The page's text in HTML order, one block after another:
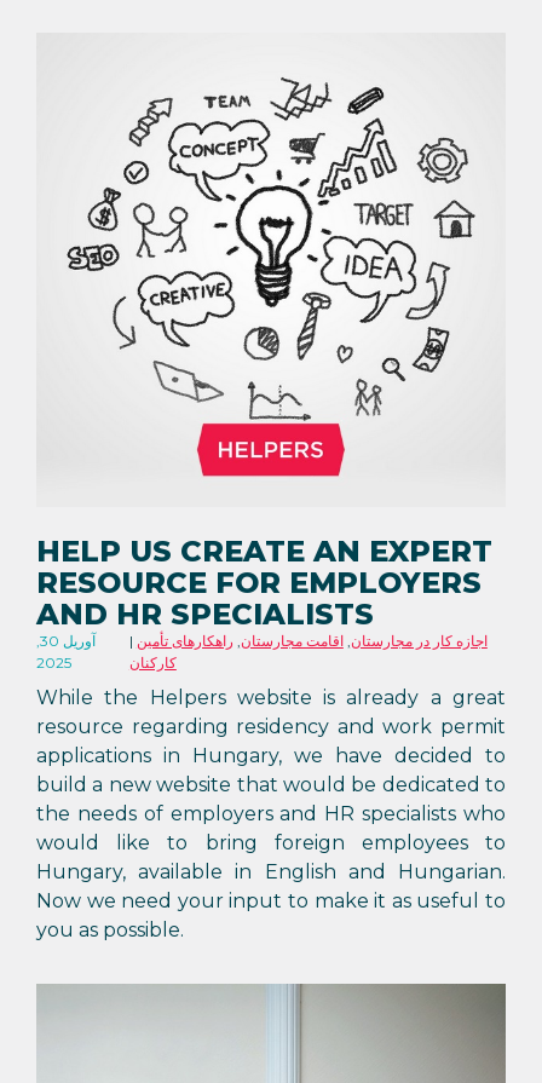
HELP US CREATE AN EXPERT
RESOURCE FOR EMPLOYERS
AND HR SPECIALISTS
آوریل 30,
2025
اجازه کار در مجارستان,اقامت مجارستان, راهکارهای تأمین
کارکنان
While the Helpers website is already a great
resource regarding residency and work permit
applications in Hungary, we have decided to
build a new website that would be dedicated to
the needs of employers and HR specialists who
would like to bring foreign employees to
Hungary, available in English and Hungarian.
Now we need your input to make it as useful to
you as possible.